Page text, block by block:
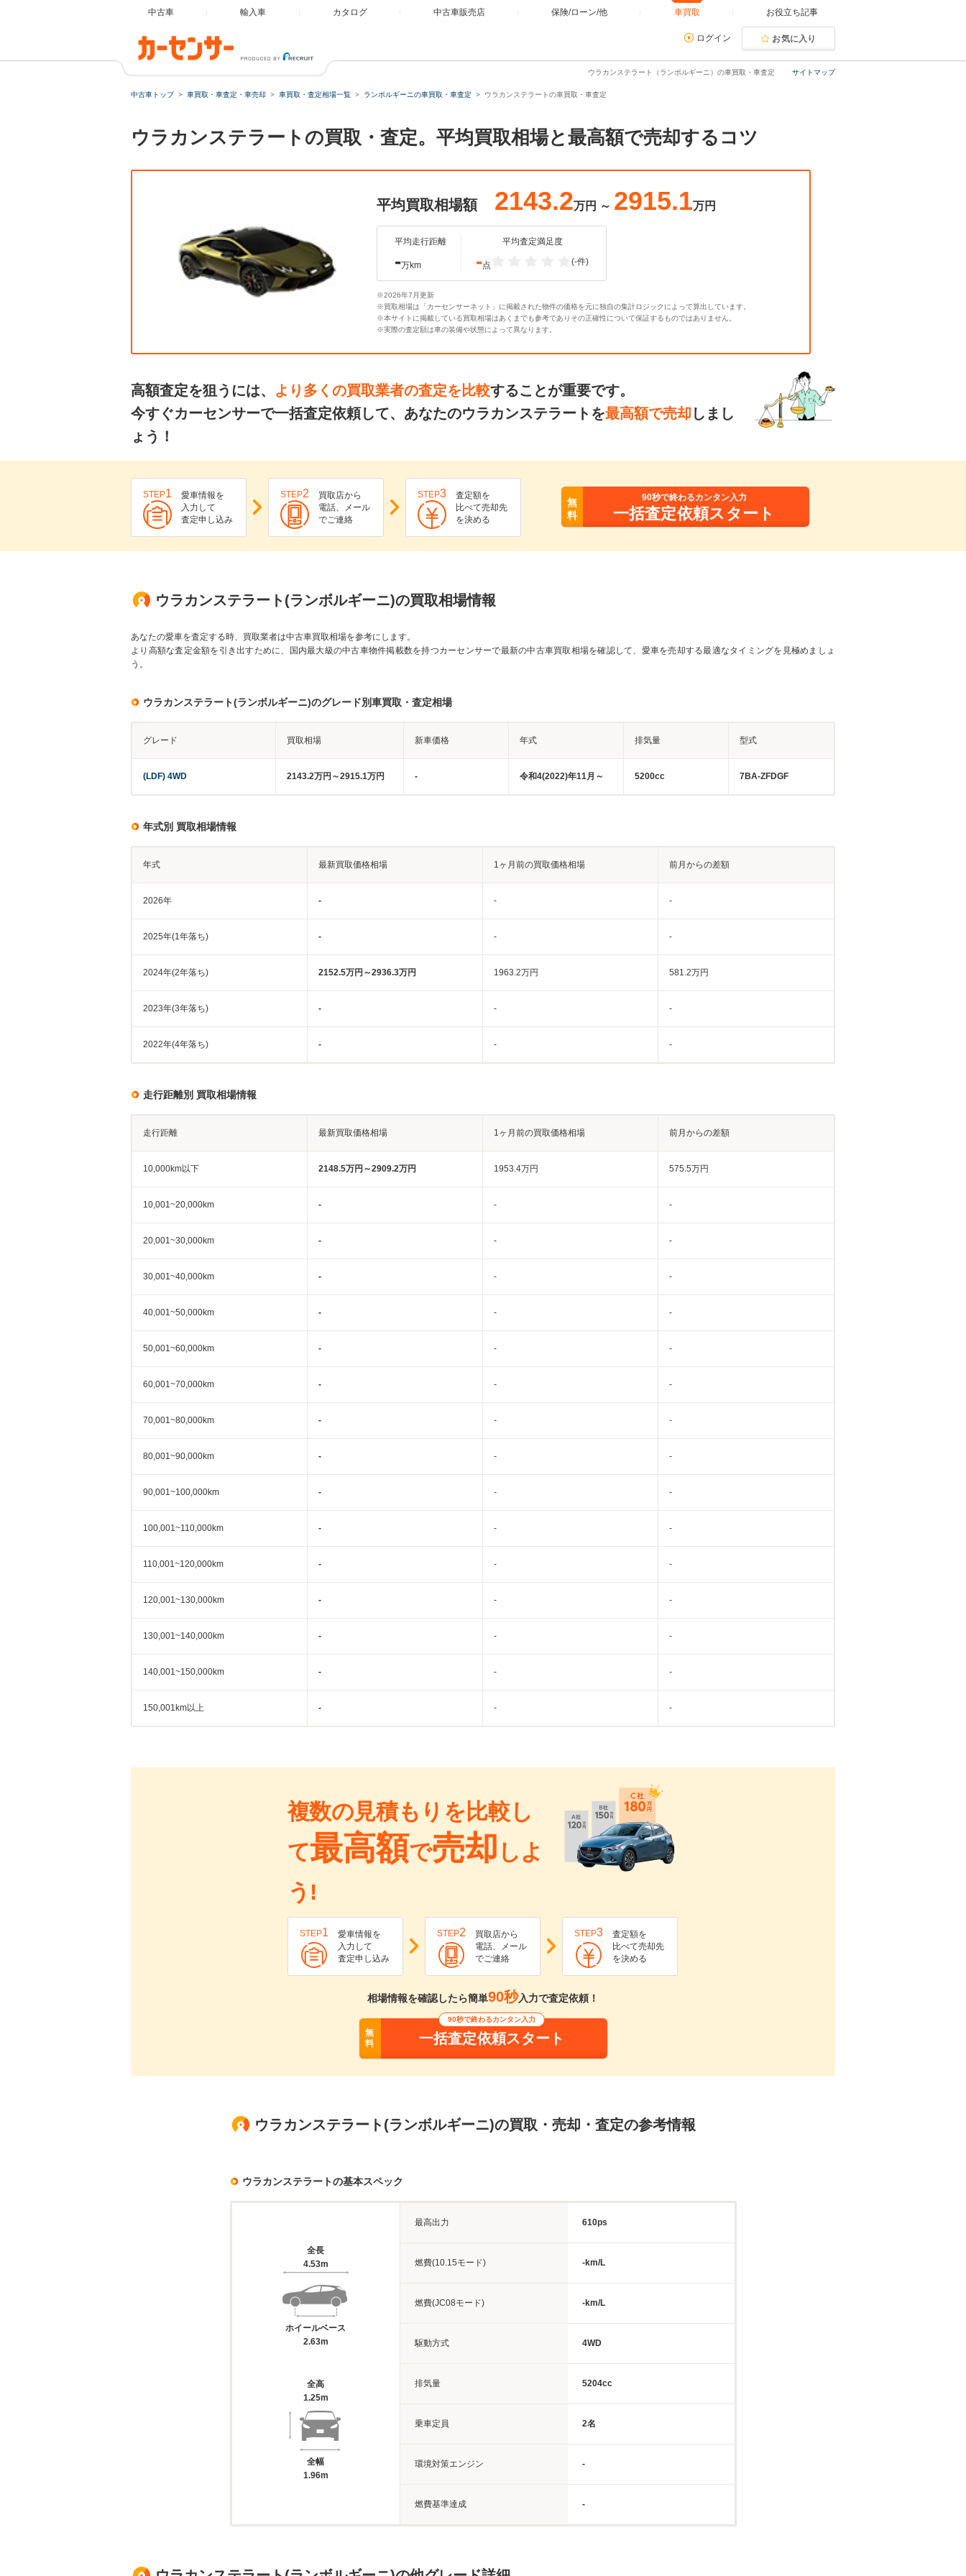
中古車 輸入車 カタログ 中古車販売店 保険/ローン/他 車買取 お役立ち記事
ログイン お気に入り
サイトマップ
ウラカンステラート（ランボルギーニ）の車買取・車査定
中古車トップ 車買取・車査定・車売却 車買取・査定相場一覧 ランボルギーニの車買取・車査定 ウラカンステラートの車買取・車査定
ウラカンステラートの買取・査定。平均買取相場と最高額で売却するコツ
平均買取相場額 2143.2万円 ～ 2915.1万円
平均走行距離
-万km
平均査定満足度
-点 (-件)
※2026年7月更新
※買取相場は「カーセンサーネット」に掲載された物件の価格を元に独自の集計ロジックによって算出しています。
※本サイトに掲載している買取相場はあくまでも参考でありその正確性について保証するものではありません。
※実際の査定額は車の装備や状態によって異なります。
高額査定を狙うには、 より多くの買取業者の査定を比較することが重要です。
今すぐカーセンサーで一括査定依頼して、あなたのウラカンステラートを最高額で売却 しまし
ょう！
STEP1
愛車情報を
入力して
査定申し込み
STEP2
買取店から
電話、メール
でご連絡
STEP3
査定額を
比べて売却先
を決める
無
料
90秒で終わるカンタン入力
一括査定依頼スタート
ウラカンステラート(ランボルギーニ)の買取相場情報
あなたの愛車を査定する時、買取業者は中古車買取相場を参考にします。
より高額な査定金額を引き出すために、国内最大級の中古車物件掲載数を持つカーセンサーで最新の中古車買取相場を確認して、愛車を売却する最適なタイミングを見極めましょ
う。
ウラカンステラート(ランボルギーニ)のグレード別車買取・査定相場
グレード 買取相場 新車価格 年式 排気量 型式
(LDF) 4WD 2143.2万円～2915.1万円 - 令和4(2022)年11月～ 5200cc 7BA-ZFDGF
年式別 買取相場情報
年式 最新買取価格相場 1ヶ月前の買取価格相場 前月からの差額
2026年 - - -
2025年(1年落ち) - - -
2024年(2年落ち) 2152.5万円～2936.3万円 1963.2万円 581.2万円
2023年(3年落ち) - - -
2022年(4年落ち) - - -
走行距離別 買取相場情報
走行距離 最新買取価格相場 1ヶ月前の買取価格相場 前月からの差額
10,000km以下 2148.5万円～2909.2万円 1953.4万円 575.5万円
10,001~20,000km - - -
20,001~30,000km - - -
30,001~40,000km - - -
40,001~50,000km - - -
50,001~60,000km - - -
60,001~70,000km - - -
70,001~80,000km - - -
80,001~90,000km - - -
90,001~100,000km - - -
100,001~110,000km - - -
110,001~120,000km - - -
120,001~130,000km - - -
130,001~140,000km - - -
140,001~150,000km - - -
150,001km以上 - - -
複数の見積もりを比較し
て最高額で売却 しよ
う!
STEP1
愛車情報を
入力して
査定申し込み
STEP2
買取店から
電話、メール
でご連絡
STEP3
査定額を
比べて売却先
を決める
相場情報を確認したら簡単90秒入力で査定依頼！
無
料
90秒で終わるカンタン入力
一括査定依頼スタート
ウラカンステラート(ランボルギーニ)の買取・売却・査定の参考情報
ウラカンステラートの基本スペック
全長
4.53m
ホイールベース
2.63m
全高
1.25m
全幅
1.96m
最高出力 610ps
燃費(10.15モード) -km/L
燃費(JC08モード) -km/L
駆動方式 4WD
排気量 5204cc
乗車定員 2名
環境対策エンジン -
燃費基準達成 -